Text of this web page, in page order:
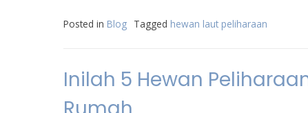
Posted in Blog Tagged hewan laut peliharaan
Inilah 5 Hewan